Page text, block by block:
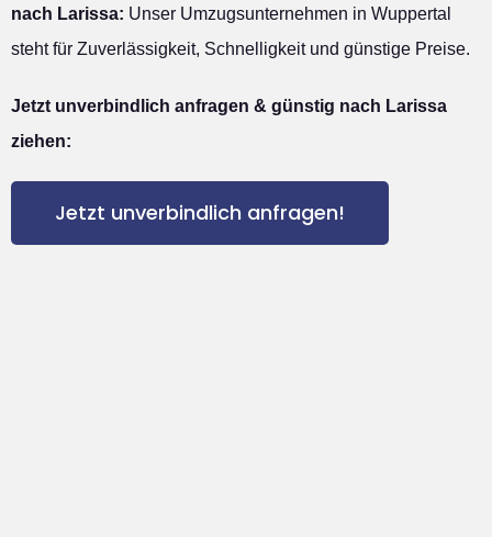
nach Larissa: Unser Umzugsunternehmen in Wuppertal
steht für Zuverlässigkeit, Schnelligkeit und günstige Preise.
Jetzt unverbindlich anfragen & günstig nach Larissa
ziehen:
Jetzt unverbindlich anfragen!